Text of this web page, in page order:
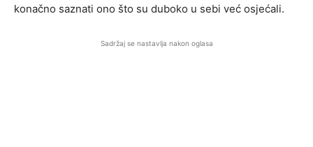
konačno saznati ono što su duboko u sebi već osjećali.
Sadržaj se nastavlja nakon oglasa